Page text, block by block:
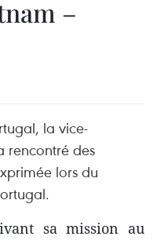
–
la vice-
rencontré des
lors du
sa mission au